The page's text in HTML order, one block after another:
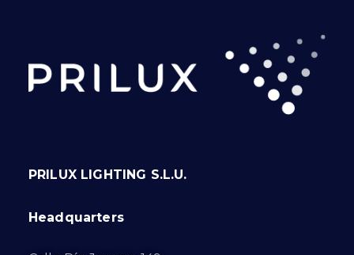
PRILUX LIGHTING S.L.U.
Headquarters